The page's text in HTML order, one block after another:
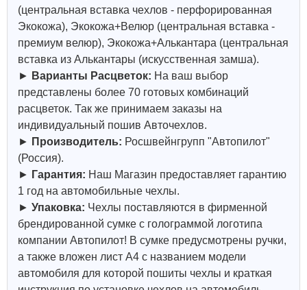
(центральная вставка чехлов - перфорированная
Экокожа), Экокожа+Велюр (центральная вставка -
премиум велюр), Экокожа+Алькантара (центральная
вставка из Алькантары (искусственная замша).
► Варианты Расцветок: На ваш выбор
представлены более 70 готовых комбинаций
расцветок. Так же принимаем заказы на
индивидуальный пошив Авточехлов.
► Производитель: Росшвейнгрупп "Автопилот"
(Россия).
► Гарантия: Наш Магазин предоставляет гарантию
1 год на автомобильные чехлы.
► Упаковка: Чехлы поставляются в фирменной
брендированной сумке с голограммой логотипа
компании Автопилот! В сумке предусмотрены ручки,
а также вложен лист А4 с названием модели
автомобиля для которой пошиты чехлы и краткая